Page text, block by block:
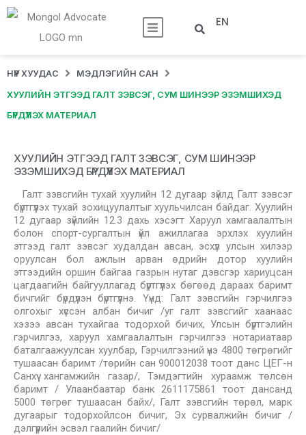
EN
НҮҮР ХУУДАС МЭДЛЭГИЙН САН
ХУУЛИЙН ЭТГЭЭД ГАЛТ ЗЭВСЭГ, СУМ ШИНЭЭР ЭЗЭМШИХЭД
БҮРДҮҮЛЭХ МАТЕРИАЛ
ХУУЛИЙН ЭТГЭЭД ГАЛТ ЗЭВСЭГ, СУМ ШИНЭЭР
ЭЗЭМШИХЭД БҮРДҮҮЛЭХ МАТЕРИАЛ
Галт зэвсгийн тухай хуулийн 12 дугаар зүйлд Галт зэвсэг
бүртгүүлэх тухай зохицуулалтыг хуульчилсан байдаг. Хуулийн
12 дугаар зүйлийн 12.3 дахь хэсэгт Харуул хамгаалалтын
болон спорт-сургалтын үйл ажиллагаа эрхлэх хуулийн
этгээд галт зэвсэг худалдан авсан, эсхүл улсын хилээр
оруулсан бол ажлын арван өдрийн дотор хуулийн
этгээдийн оршин байгаа газрын нутаг дэвсгэр хариуцсан
цагдаагийн байгууллагад бүртгүүлэх бөгөөд дараах баримт
бичгийг бүрдүүлэн бүртгүүлнэ. Үүнд: Галт зэвсгийн гэрчилгээ
олгохыг хүссэн албан бичиг /уг галт зэвсгийг хаанаас
хэзээ авсан тухайгаа тодорхой бичих, Улсын бүртгэлийн
гэрчилгээ, харуул хамгаалалтын гэрчилгээ нотариатаар
баталгаажуулсан хуулбар, Гэрчилгээний үнэ 4800 төгрөгийг
тушаасан баримт /төрийн сан 900012038 тоот данс ЦЕГ-н
Санхүү хангамжийн газар/, Тэмдэгтийн хураамж төлсөн
баримт / Улаанбаатар банк 2611175861 тоот дансанд
5000 төгрөг тушаасан байх/, Галт зэвсгийн төрөл, марк
дугаарыг тодорхойлсон бичиг, Эх сурвалжийн бичиг /
дэлгүүрийн эсвэл гаалийн бичиг/